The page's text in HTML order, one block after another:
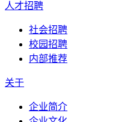
人才招聘
社会招聘
校园招聘
内部推荐
关于
企业简介